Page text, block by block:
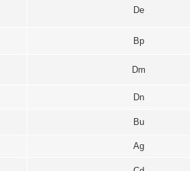
De
Bp
Dm
Dn
Bu
Ag